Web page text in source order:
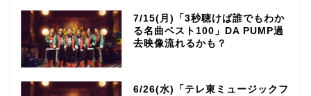
7/15(月)「3秒聴けば誰でもわか
る名曲ベスト100」DA PUMP過
去映像流れるかも？
6/26(水)「テレ東ミュージックフ